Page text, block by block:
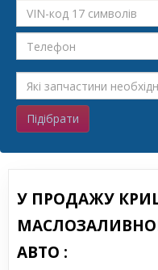
Підібрати
У ПРОДАЖУ
АВТО :